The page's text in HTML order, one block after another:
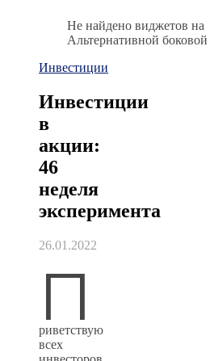
Не найдено виджетов на
Альтернативной
Инвестиции
Инвестиции
в
акции:
46
неделя
эксперимента
26.01.2022
П
риветствую
всех